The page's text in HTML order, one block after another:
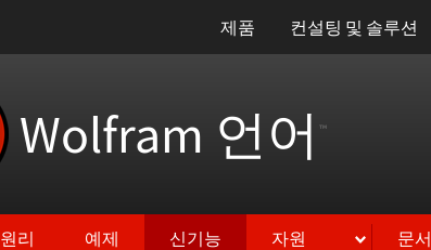
제품 컨설팅 및 솔루션
Wolfram 언어 ™
원리 예제 신기능 자원 문서